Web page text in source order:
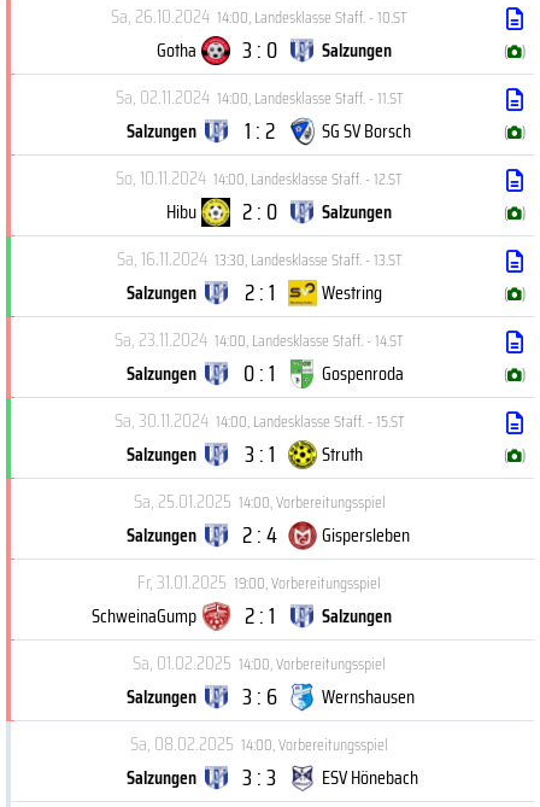
Sa, 26.10.2024 14:00,Landesklasse Staff. - 10.ST
Gotha 3 : 0 Salzungen ( )
Sa, 02.11.2024 14:00,Landesklasse Staff. - 11.ST
Salzungen 1 : 2 SG SV Borsch ( )
So, 10.11.2024 14:00,Landesklasse Staff. - 12.ST
Hibu 2 : 0 Salzungen ( )
Sa, 16.11.2024 13:30,Landesklasse Staff. - 13.ST
Salzungen 2 : 1 Westring ( )
Sa, 23.11.2024 14:00,Landesklasse Staff. - 14.ST
Salzungen 0 : 1 Gospenroda ( )
Sa, 30.11.2024 14:00,Landesklasse Staff. - 15.ST
Salzungen 3 : 1 Struth ( )
Sa, 25.01.2025 14:00,Vorbereitungsspiel
Salzungen 2 : 4
Gispersleben
Fr, 31.01.2025 19:00,Vorbereitungsspiel
SchweinaGump 2 : 1
Salzungen
Sa, 01.02.2025 14:00,Vorbereitungsspiel
Salzungen 3 : 6
Wernshausen
Sa, 08.02.2025 14:00,Vorbereitungsspiel
Salzungen 3 : 3
ESV Hönebach